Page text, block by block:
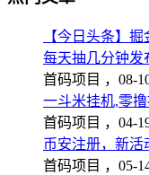
【今日头条】
每天抽几分钟发
首码项目 ， 08-
一斗米挂机,零
首码项目 ， 04-
币安注册，新活
首码项目 ， 05-